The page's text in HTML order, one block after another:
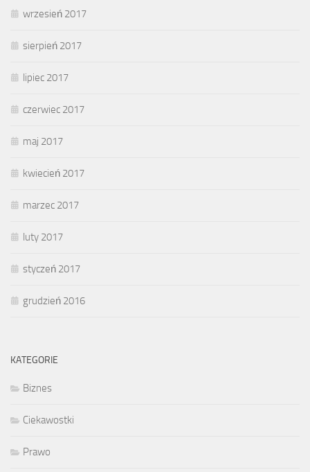
wrzesień 2017
sierpień 2017
lipiec 2017
czerwiec 2017
maj 2017
kwiecień 2017
marzec 2017
luty 2017
styczeń 2017
grudzień 2016
KATEGORIE
Biznes
Ciekawostki
Prawo